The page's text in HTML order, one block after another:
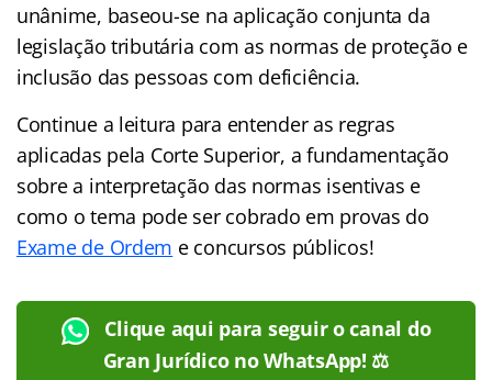
unânime, baseou-se na aplicação conjunta da
legislação tributária com as normas de proteção e
inclusão das pessoas com deficiência.
Continue a leitura para entender as regras
aplicadas pela Corte Superior, a fundamentação
sobre a interpretação das normas isentivas e
como o tema pode ser cobrado em provas do
Exame de Ordem e concursos públicos!
Clique aqui para seguir o canal do
Gran Jurídico no WhatsApp! ⚖️